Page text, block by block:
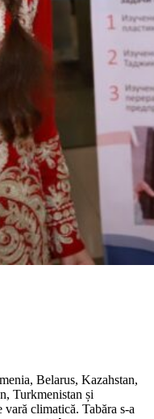
Belarus, Kazahstan,
Turkmenistan și
climatică. Tabăra s-a